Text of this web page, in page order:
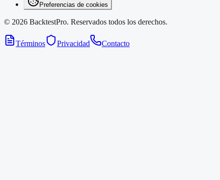
Preferencias de cookies
© 2026 BacktestPro. Reservados todos los derechos.
Términos Privacidad Contacto